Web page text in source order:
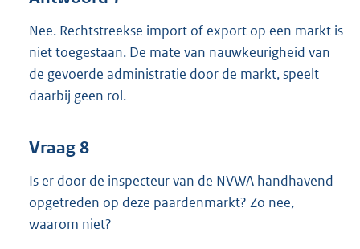
Nee. Rechtstreekse import of export op een markt is
niet toegestaan. De mate van nauwkeurigheid van
de gevoerde administratie door de markt, speelt
daarbij geen rol.
Vraag 8
Is er door de inspecteur van de NVWA handhavend
opgetreden op deze paardenmarkt? Zo nee,
waarom niet?